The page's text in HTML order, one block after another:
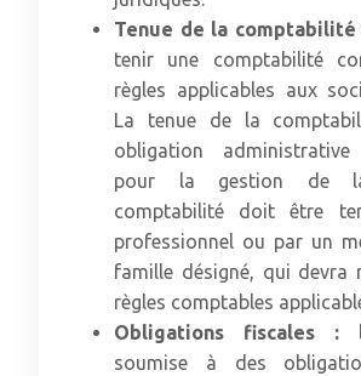
Tenue de la comptabilité
tenir une comptabilité
règles applicables aux
La tenue de la
obligation
pour la gestion de
comptabilité doit être
professionnel ou par un
famille désigné, qui devra
règles comptables
Obligations fiscales :
soumise à des